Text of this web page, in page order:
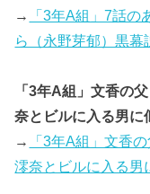
→
「3年A組」7話の
ら（永野芽郁）黒幕
「3年A組」文香の
奈とビルに入る男に
→
「3年A組」文香
澪奈とビルに入る男